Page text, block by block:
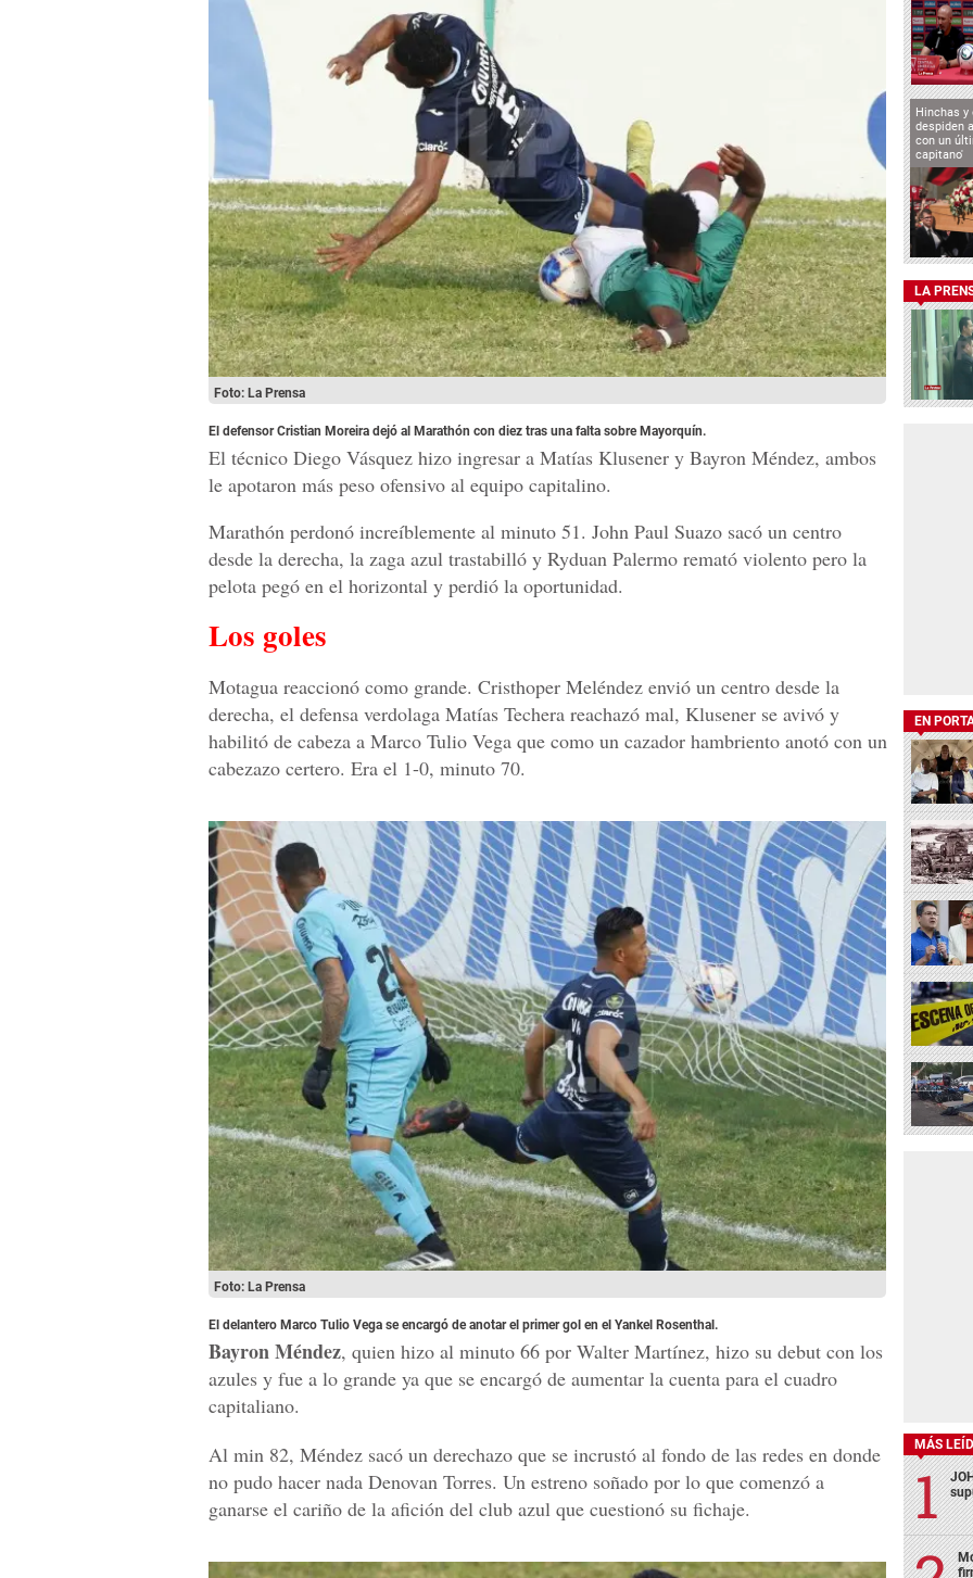
Foto: La Prensa
El defensor Cristian Moreira dejó al Marathón con diez tras una falta sobre Mayorquín.
El técnico Diego Vásquez hizo ingresar a Matías Klusener y Bayron Méndez, ambos
le apotaron más peso ofensivo al equipo capitalino.
Marathón perdonó increíblemente al minuto 51. John Paul Suazo sacó un centro
desde la derecha, la zaga azul trastabilló y Ryduan Palermo remató violento pero la
pelota pegó en el horizontal y perdió la oportunidad.
Los goles
Motagua reaccionó como grande. Cristhoper Meléndez envió un centro desde la
derecha, el defensa verdolaga Matías Techera reachazó mal, Klusener se avivó y
habilitó de cabeza a Marco Tulio Vega que como un cazador hambriento anotó con un
cabezazo certero. Era el 1-0, minuto 70.
Foto: La Prensa
El delantero Marco Tulio Vega se encargó de anotar el primer gol en el Yankel Rosenthal.
Bayron Méndez, quien hizo al minuto 66 por Walter Martínez, hizo su debut con los
azules y fue a lo grande ya que se encargó de aumentar la cuenta para el cuadro
capitaliano.
Al min 82, Méndez sacó un derechazo que se incrustó al fondo de las redes en donde
no pudo hacer nada Denovan Torres. Un estreno soñado por lo que comenzó a
ganarse el cariño de la afición del club azul que cuestionó su fichaje.
Hinchas y
despiden
con un
capitano'
LA
EN
MÁS